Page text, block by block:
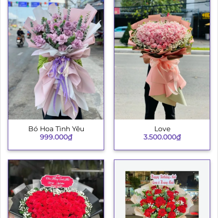
Bó Hoa Tình Yêu
999.000₫
Love
3.500.000₫